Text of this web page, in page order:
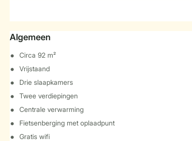
Algemeen
Circa 92 m²
Vrijstaand
Drie slaapkamers
Twee verdiepingen
Centrale verwarming
Fietsenberging met oplaadpunt
Gratis wifi